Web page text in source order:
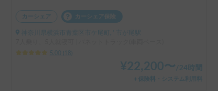
カーシェア カーシェア保険
神奈川県横浜市青葉区市ケ尾町, ' 市が尾駅
5.00
18
¥22,200〜 /24時間
＋保険料・システム利用料